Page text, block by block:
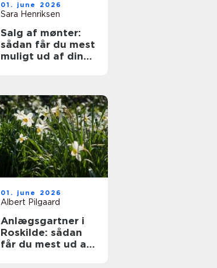
01. june 2026
Sara Henriksen
Salg af mønter:
sådan får du mest
muligt ud af din
01. june 2026
Albert Pilgaard
Anlægsgartner i
Roskilde: sådan
får du mest ud af